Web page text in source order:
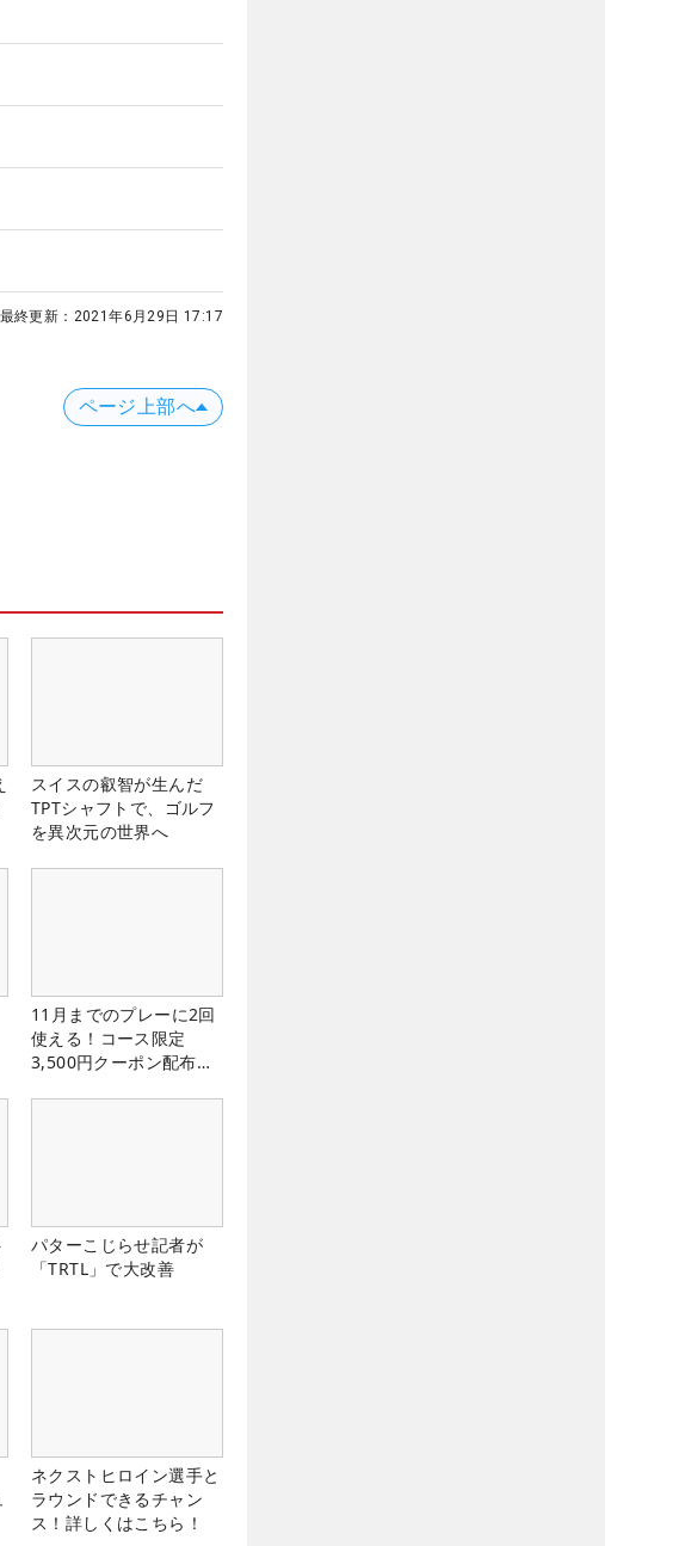
終更新： 2021年6月29日 17:17
ページ上部へ
スイスの叡智が生んだ
TPTシャフトで、ゴルフ
を異次元の世界へ
11月までのプレーに2回
使える！コース限定
3,500円クーポン配布
パターこじらせ記者が
「TRTL」で大改善
ネクストヒロイン選手と
ラウンドできるチャン
ス！詳しくはこちら！